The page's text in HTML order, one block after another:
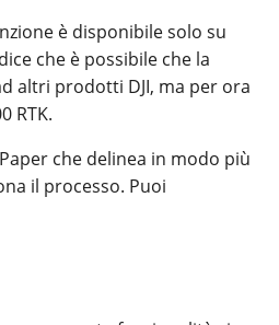
è disponibile solo su
che è possibile che la
altri prodotti DJI, ma per ora
RTK.
che delinea in modo più
il processo. Puoi